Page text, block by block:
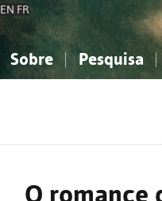
EN FR
Sobre Pesquisa
O romance